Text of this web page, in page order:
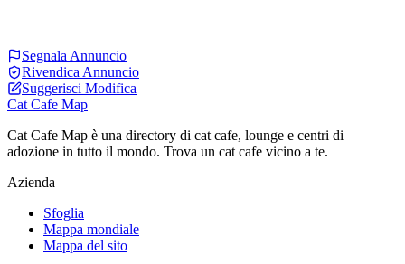
Segnala Annuncio
Rivendica Annuncio
Suggerisci Modifica
Cat Cafe Map
Cat Cafe Map è una directory di cat cafe, lounge e centri di
adozione in tutto il mondo. Trova un cat cafe vicino a te.
Azienda
Sfoglia
Mappa mondiale
Mappa del sito